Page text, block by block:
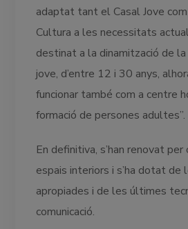
adaptat tant el Casal Jove
Cultura a les necessitats
destinat a la dinamització de
jove, d’entre 12 i 30 anys,
funcionar també com a centre
formació de persones adultes”.
En definitiva, s’han renovat
espais interiors i s’ha dotat de
apropiades i de les últimes
comunicació.